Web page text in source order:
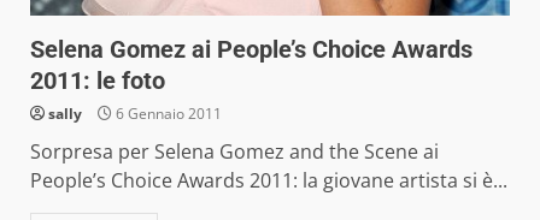
Selena Gomez ai People’s Choice Awards
2011: le foto
sally 6 Gennaio 2011
Sorpresa per Selena Gomez and the Scene ai
People’s Choice Awards 2011: la giovane artista si è...